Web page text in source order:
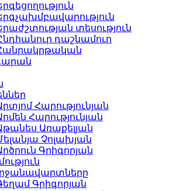
տեսություն
դաշնամուր
Հարությունյան
Հարությունյան
Առաքելյան
Չոլախյան
Գրիգորյան
Գրիգորյան